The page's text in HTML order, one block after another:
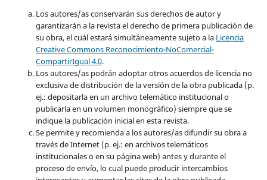
Los autores/as conservarán sus derechos de autor y
garantizarán a la revista el derecho de primera publicación de
su obra, el cuál estará simultáneamente sujeto a la Licencia
Creative Commons Reconocimiento-NoComercial-
CompartirIgual 4.0.
Los autores/as podrán adoptar otros acuerdos de licencia no
exclusiva de distribución de la versión de la obra publicada (p.
ej.: depositarla en un archivo telemático institucional o
publicarla en un volumen monográfico) siempre que se
indique la publicación inicial en esta revista.
Se permite y recomienda a los autores/as difundir su obra a
través de Internet (p. ej.: en archivos telemáticos
institucionales o en su página web) antes y durante el
proceso de envío, lo cual puede producir intercambios